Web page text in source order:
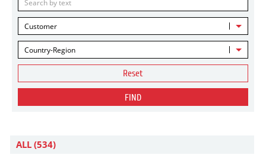
Customer
Country-Region
Reset
FIND
ALL (534)